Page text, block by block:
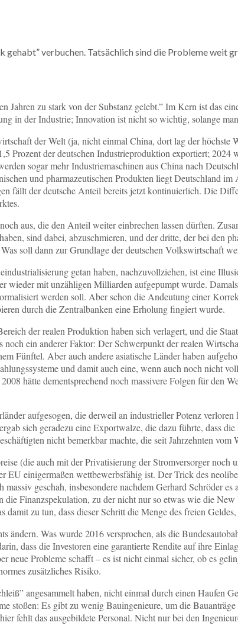
gehabt” verbuchen. Tatsächlich sind die Probleme weit
zu stark von der Substanz gelebt.” Im Kern ist das
in der Industrie; Innovation ist nicht so wichtig, solange
der Welt (ja, nicht einmal China, dort lag der höchste
Prozent der deutschen Industrieproduktion exportiert;
sogar mehr Industriemaschinen aus China nach
und pharmazeutischen Produkten liegt Deutschland
fällt der deutsche Anteil bereits jetzt kontinuierlich. Die
aus, die den Anteil weiter einbrechen lassen dürften.
sind dabei, abzuschmieren, und der dritte, der bei den
soll dann zur Grundlage der deutschen Volkswirtschaft
getan haben, nachzuvollziehen, ist eine
wieder mit unzähligen Milliarden aufgepumpt wurde.
werden soll. Aber schon die Andeutung einer
durch die Zentralbanken eine Erholung fingiert wurde.
der realen Produktion haben sich verlagert, und die
ein anderer Faktor: Der Schwerpunkt der realen
Fünftel. Aber auch andere asiatische Länder haben
und damit auch eine, wenn auch noch nicht
hätte dementsprechend noch massivere Folgen für den
aufgesogen, die derweil an industrieller Potenz
sich geradezu eine Exportwalze, die dazu führte, dass
nicht bemerkbar machte, die seit Jahrzehnten vom
(die auch mit der Privatisierung der Stromversorger
einigermaßen wettbewerbsfähig ist. Der Trick des
geschah, insbesondere nachdem Gerhard Schröder
Finanzspekulation, zu der nicht nur so etwas wie die
zu tun, dass dieser Schritt die Menge des freien
Was wurde 2016 versprochen, als die
dass die Investoren eine garantierte Rendite auf ihre
Probleme schafft ‒ es ist nicht einmal sicher, ob es
zusätzliches Risiko.
angesammelt haben, nicht einmal durch einen Haufen
stoßen: Es gibt zu wenig Bauingenieure, um die
fehlt das ausgebildete Personal. Nicht nur bei den